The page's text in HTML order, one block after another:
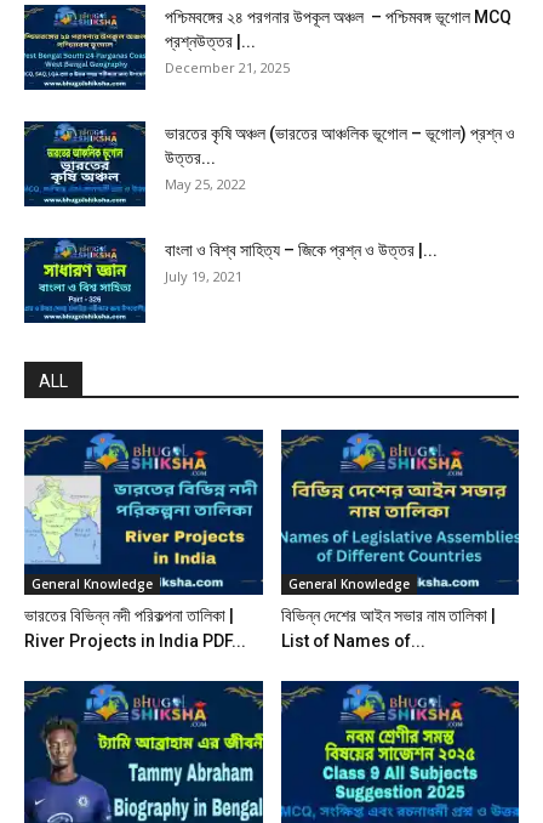
পশ্চিমবঙ্গের ২৪ পরগনার উপকূল অঞ্চল – পশ্চিমবঙ্গ ভূগোল MCQ
প্রশ্নউত্তর |...
December 21, 2025
ভারতের কৃষি অঞ্চল (ভারতের আঞ্চলিক ভূগোল – ভূগোল) প্রশ্ন ও
উত্তর...
May 25, 2022
বাংলা ও বিশ্ব সাহিত্য – জিকে প্রশ্ন ও উত্তর |...
July 19, 2021
ALL
General Knowledge
ভারতের বিভিন্ন নদী পরিকল্পনা তালিকা |
River Projects in India PDF...
General Knowledge
বিভিন্ন দেশের আইন সভার নাম তালিকা |
List of Names of...